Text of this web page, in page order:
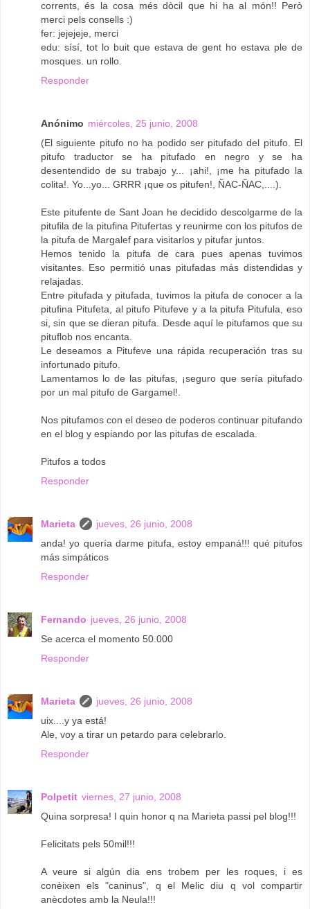
corrents, és la cosa més dòcil que hi ha al món!! Però
merci pels consells :)
fer: jejejeje, merci
edu: sísí, tot lo buit que estava de gent ho estava ple de
mosques. un rollo.
Responder
Anónimo miércoles, 25 junio, 2008
(El siguiente pitufo no ha podido ser pitufado del pitufo. El
pitufo traductor se ha pitufado en negro y se ha
desentendido de su trabajo y... ¡ahi!, ¡me ha pitufado la
colita!. Yo...yo... GRRR ¡que os pitufen!, ÑAC-ÑAC,....).
Este pitufente de Sant Joan he decidido descolgarme de la
pitufila de la pitufina Pitufertas y reunirme con los pitufos de
la pitufa de Margalef para visitarlos y pitufar juntos.
Hemos tenido la pitufa de cara pues apenas tuvimos
visitantes. Eso permitió unas pitufadas más distendidas y
relajadas.
Entre pitufada y pitufada, tuvimos la pitufa de conocer a la
pitufina Pitufeta, al pitufo Pitufeve y a la pitufa Pitufula, eso
si, sin que se dieran pitufa. Desde aquí le pitufamos que su
pituflob nos encanta.
Le deseamos a Pitufeve una rápida recuperación tras su
infortunado pitufo.
Lamentamos lo de las pitufas, ¡seguro que sería pitufado
por un mal pitufo de Gargamel!.
Nos pitufamos con el deseo de poderos continuar pitufando
en el blog y espiando por las pitufas de escalada.
Pitufos a todos
Responder
Marieta
jueves, 26 junio, 2008
anda! yo quería darme pitufa, estoy empaná!!! qué pitufos
más simpáticos
Responder
Fernando jueves, 26 junio, 2008
Se acerca el momento 50.000
Responder
Marieta
jueves, 26 junio, 2008
uix....y ya está!
Ale, voy a tirar un petardo para celebrarlo.
Responder
Polpetit viernes, 27 junio, 2008
Quina sorpresa! I quin honor q na Marieta passi pel blog!!!
Felicitats pels 50mil!!!
A veure si algún dia ens trobem per les roques, i es
conèixen els "caninus", q el Melic diu q vol compartir
anècdotes amb la Neula!!!